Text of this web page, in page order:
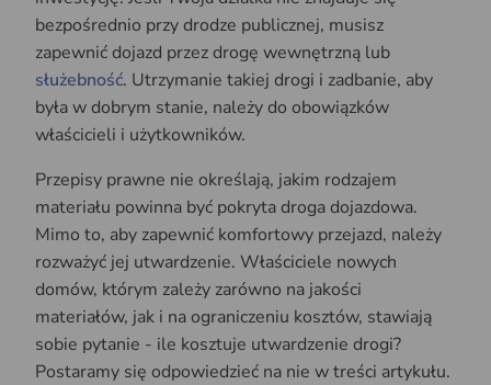
bezpośrednio przy drodze publicznej, musisz
zapewnić dojazd przez drogę wewnętrzną lub
służebność. Utrzymanie takiej drogi i zadbanie, aby
była w dobrym stanie, należy do obowiązków
właścicieli i użytkowników.
Przepisy prawne nie określają, jakim rodzajem
materiału powinna być pokryta droga dojazdowa.
Mimo to, aby zapewnić komfortowy przejazd, należy
rozważyć jej utwardzenie. Właściciele nowych
domów, którym zależy zarówno na jakości
materiałów, jak i na ograniczeniu kosztów, stawiają
sobie pytanie - ile kosztuje utwardzenie drogi?
Postaramy się odpowiedzieć na nie w treści artykułu.